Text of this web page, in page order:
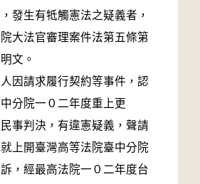
發生有牴觸憲法之疑義者，
大法官審理案件法第五條第
文。
人因請求履行契約等事件，認
分院一０二年度重上更
民事判決，有違憲疑義，聲請
上開臺灣高等法院臺中分院
，經最高法院一０二年度台